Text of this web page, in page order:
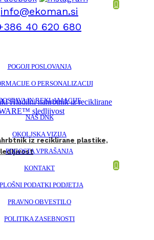
iz reciklirane plastike,
info@ekoman.si
40 620 680
POGOJI POSLOVANJA
O PERSONALIZACIJI
IN REKLAMACIJE
NAŠ DNK
OKOLJSKA VIZIJA
POGOSTA VPRAŠANJA
KONTAKT
PODATKI PODJETJA
PRAVNO OBVESTILO
POLITIKA ZASEBNOSTI